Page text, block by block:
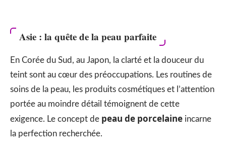
Asie : la quête de la peau parfaite
En Corée du Sud, au Japon, la clarté et la douceur du
teint sont au cœur des préoccupations. Les routines de
soins de la peau, les produits cosmétiques et l’attention
portée au moindre détail témoignent de cette
exigence. Le concept de peau de porcelaine incarne
la perfection recherchée.